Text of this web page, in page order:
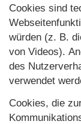
Cookies sind
würden (z. B.
von Videos).
des
verwendet
Cookies, die